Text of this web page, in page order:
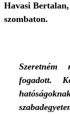
Havasi
szombaton.
Szeretném
fogadott.